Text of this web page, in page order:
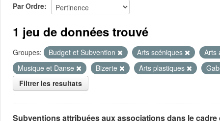
À propos
Par Ordre
1 jeu de données trouvé
Groupes: Budget et Subvention Arts scéniques
Arts
Musique et Danse
Bizerte Arts plastiques
Filtrer les resultats
Subventions attribuées aux associations dans le